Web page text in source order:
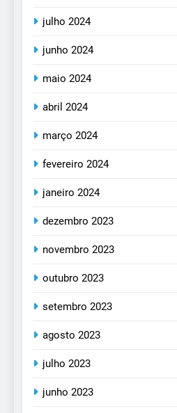
julho 2024
junho 2024
maio 2024
abril 2024
março 2024
fevereiro 2024
janeiro 2024
dezembro 2023
novembro 2023
outubro 2023
setembro 2023
agosto 2023
julho 2023
junho 2023